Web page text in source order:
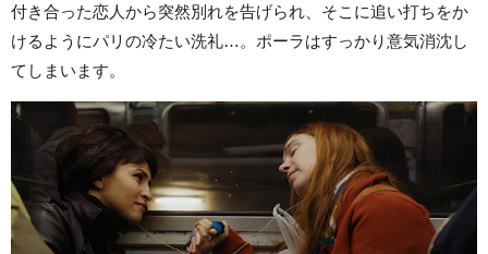
付き合った恋人から突然別れを告げられ、そこに追い打ちをか
けるようにパリの冷たい洗礼…。ポーラはすっかり意気消沈し
てしまいます。